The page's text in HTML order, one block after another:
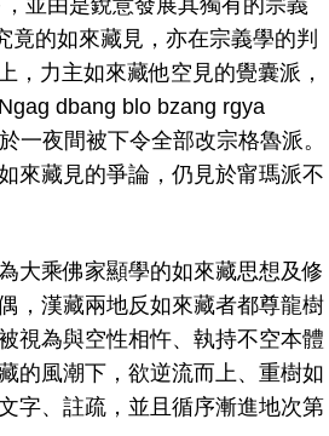
並由是銳意發展其獨有的宗義
竟的如來藏見，亦在宗義學的判
，力主如來藏他空見的覺囊派，
dbang blo bzang rgya
一夜間被下令全部改宗格魯派。
來藏見的爭論，仍見於甯瑪派不
大乘佛家顯學的如來藏思想及修
，漢藏兩地反如來藏者都尊龍樹
視為與空性相忤、執持不空本體
的風潮下，欲逆流而上、重樹如
字、註疏，並且循序漸進地次第